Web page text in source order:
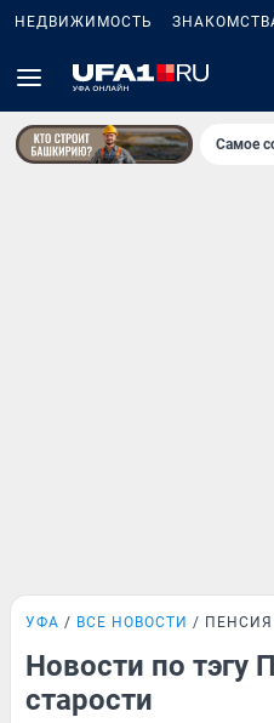
НЕДВИЖИМОСТЬ
Самое
УФА ВСЕ НОВОСТИ
Новости по тэгу
старости